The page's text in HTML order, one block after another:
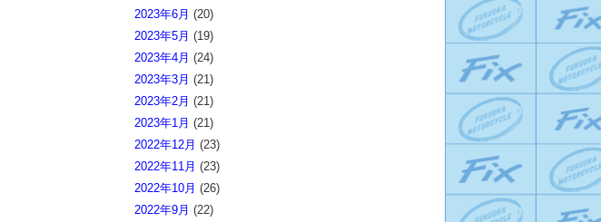
2023年6月 (20)
2023年5月 (19)
2023年4月 (24)
2023年3月 (21)
2023年2月 (21)
2023年1月 (21)
2022年12月 (23)
2022年11月 (23)
2022年10月 (26)
2022年9月 (22)